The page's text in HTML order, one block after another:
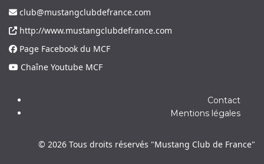
club@mustangclubdefrance.com
http://www.mustangclubdefrance.com
Page Facebook du MCF
Chaîne Youtube MCF
Contact
Mentions légales
© 2026 Tous droits réservés "Mustang Club de France"